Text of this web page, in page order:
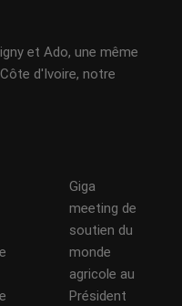
et Ado, une même
d'Ivoire, notre
Giga
meeting de
soutien du
monde
agricole au
Président